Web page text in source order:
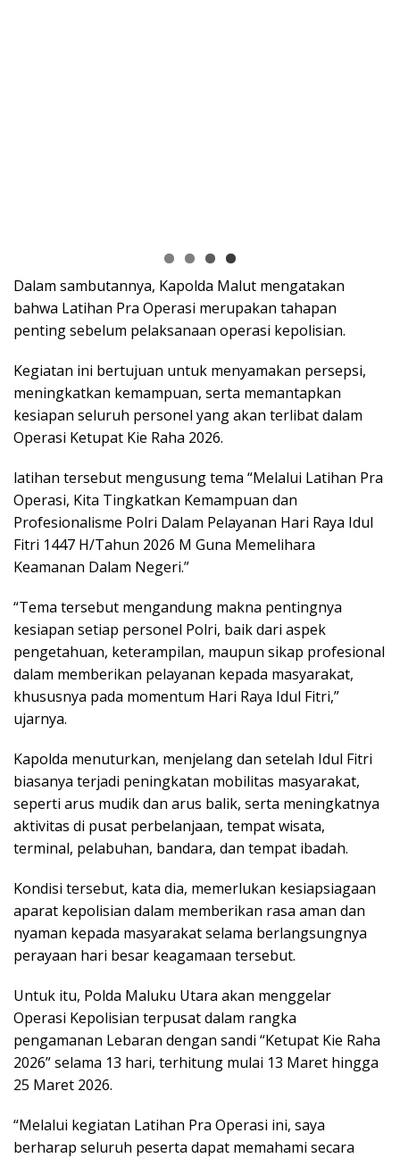
Dalam sambutannya, Kapolda Malut mengatakan
bahwa Latihan Pra Operasi merupakan tahapan
penting sebelum pelaksanaan operasi kepolisian.
Kegiatan ini bertujuan untuk menyamakan persepsi,
meningkatkan kemampuan, serta memantapkan
kesiapan seluruh personel yang akan terlibat dalam
Operasi Ketupat Kie Raha 2026.
latihan tersebut mengusung tema “Melalui Latihan Pra
Operasi, Kita Tingkatkan Kemampuan dan
Profesionalisme Polri Dalam Pelayanan Hari Raya Idul
Fitri 1447 H/Tahun 2026 M Guna Memelihara
Keamanan Dalam Negeri.”
“Tema tersebut mengandung makna pentingnya
kesiapan setiap personel Polri, baik dari aspek
pengetahuan, keterampilan, maupun sikap profesional
dalam memberikan pelayanan kepada masyarakat,
khususnya pada momentum Hari Raya Idul Fitri,”
ujarnya.
Kapolda menuturkan, menjelang dan setelah Idul Fitri
biasanya terjadi peningkatan mobilitas masyarakat,
seperti arus mudik dan arus balik, serta meningkatnya
aktivitas di pusat perbelanjaan, tempat wisata,
terminal, pelabuhan, bandara, dan tempat ibadah.
Kondisi tersebut, kata dia, memerlukan kesiapsiagaan
aparat kepolisian dalam memberikan rasa aman dan
nyaman kepada masyarakat selama berlangsungnya
perayaan hari besar keagamaan tersebut.
Untuk itu, Polda Maluku Utara akan menggelar
Operasi Kepolisian terpusat dalam rangka
pengamanan Lebaran dengan sandi “Ketupat Kie Raha
2026” selama 13 hari, terhitung mulai 13 Maret hingga
25 Maret 2026.
“Melalui kegiatan Latihan Pra Operasi ini, saya
berharap seluruh peserta dapat memahami secara